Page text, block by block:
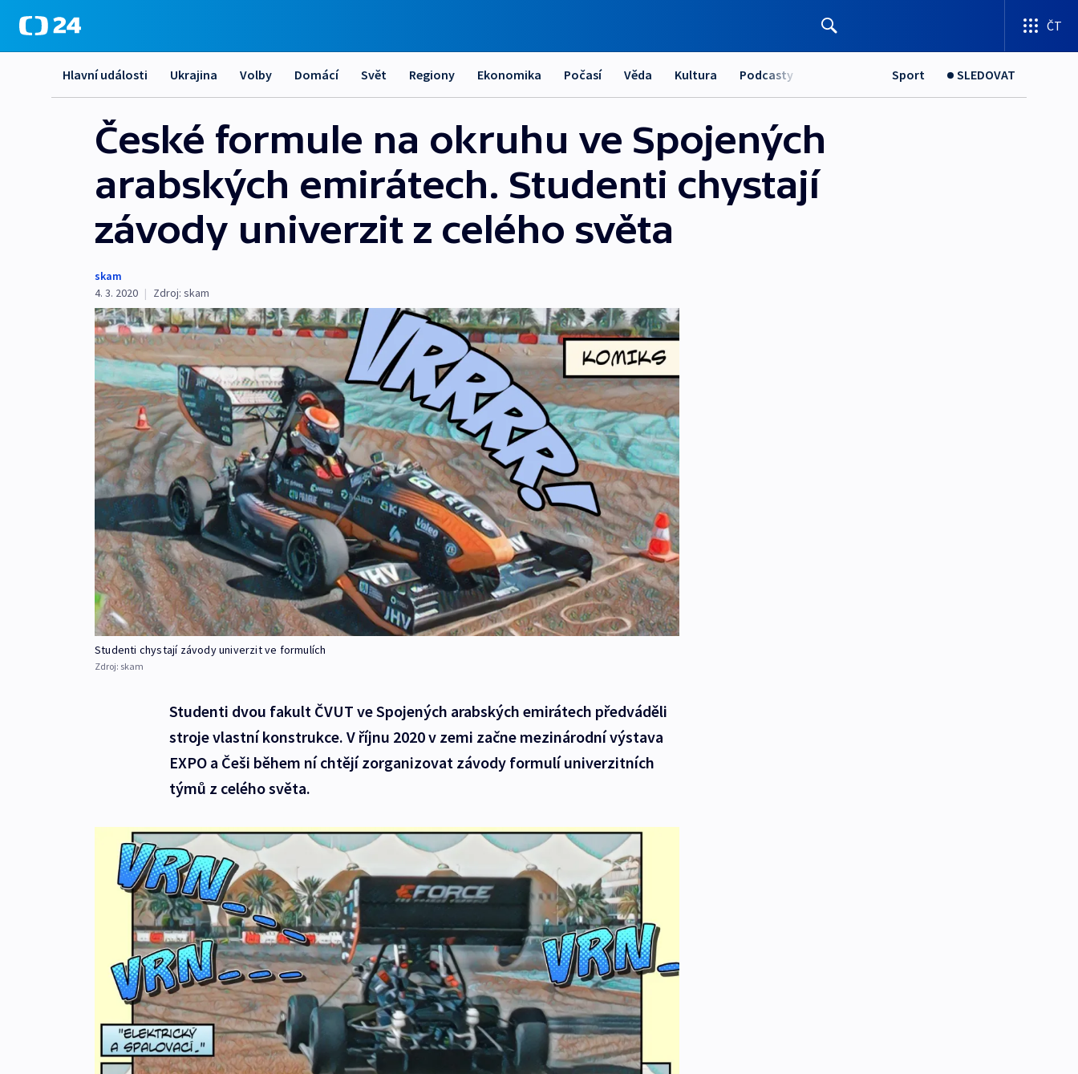
ČT
Hlavní události Ukrajina Volby Domácí Svět Regiony Ekonomika Počasí Věda Kultura Podcasty Sport SLEDOVAT
České formule na okruhu ve Spojených
arabských emirátech. Studenti chystají
závody univerzit z celého světa
skam
4. 3. 2020 | Zdroj: skam
Studenti chystají závody univerzit ve formulích
Zdroj: skam
Studenti dvou fakult ČVUT ve Spojených arabských emirátech předváděli
stroje vlastní konstrukce. V říjnu 2020 v zemi začne mezinárodní výstava
EXPO a Češi během ní chtějí zorganizovat závody formulí univerzitních
týmů z celého světa.